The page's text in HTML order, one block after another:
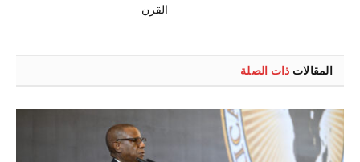
القرن
المقالات ذات الصلة